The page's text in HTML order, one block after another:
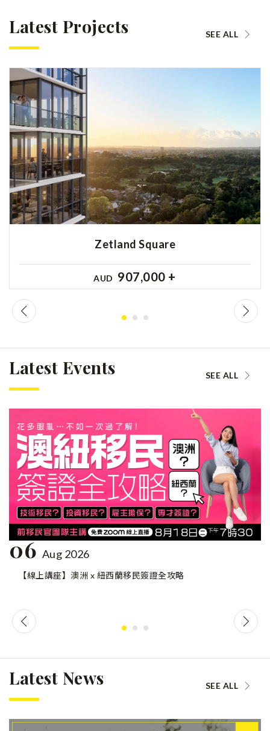
Latest Projects SEE ALL
Zetland Square
AUD 907,000 +
Latest Events SEE ALL
06 Aug 2026
【線上講座】澳洲 x 紐西蘭移民簽證全攻略
Latest News SEE ALL